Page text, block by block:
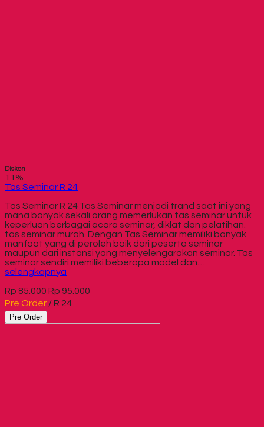
Diskon
11%
Tas Seminar R 24
Tas Seminar R 24 Tas Seminar menjadi trand saat ini yang
mana banyak sekali orang memerlukan tas seminar untuk
keperluan berbagai acara seminar, diklat dan pelatihan.
tas seminar murah. Dengan Tas Seminar memiliki banyak
manfaat yang di peroleh baik dari peserta seminar
maupun dari instansi yang menyelengarakan seminar. Tas
seminar sendiri memiliki beberapa model dan…
selengkapnya
Rp 85.000 Rp 95.000
Pre Order / R 24
Pre Order